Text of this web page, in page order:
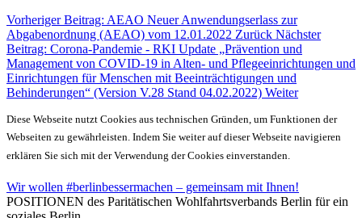
Vorheriger Beitrag: AEAO Neuer Anwendungserlass zur
Abgabenordnung (AEAO) vom 12.01.2022 Zurück Nächster
Beitrag: Corona-Pandemie - RKI Update „Prävention und
Management von COVID-19 in Alten- und Pflegeeinrichtungen und
Einrichtungen für Menschen mit Beeinträchtigungen und
Behinderungen“ (Version V.28 Stand 04.02.2022) Weiter
Diese Webseite nutzt Cookies aus technischen Gründen, um Funktionen der
Webseiten zu gewährleisten. Indem Sie weiter auf dieser Webseite navigieren
erklären Sie sich mit der Verwendung der Cookies einverstanden.
Wir wollen #berlinbessermachen – gemeinsam mit Ihnen!
POSITIONEN des Paritätischen Wohlfahrtsverbands Berlin für ein